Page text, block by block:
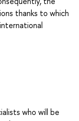
thanks to which
who will be